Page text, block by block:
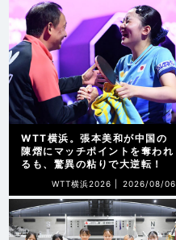
WTT横浜。張本美和が中国の
陳熠にマッチポイントを奪われ
るも、驚異の粘りで大逆転！
WTT横浜2026 | 2026/08/06